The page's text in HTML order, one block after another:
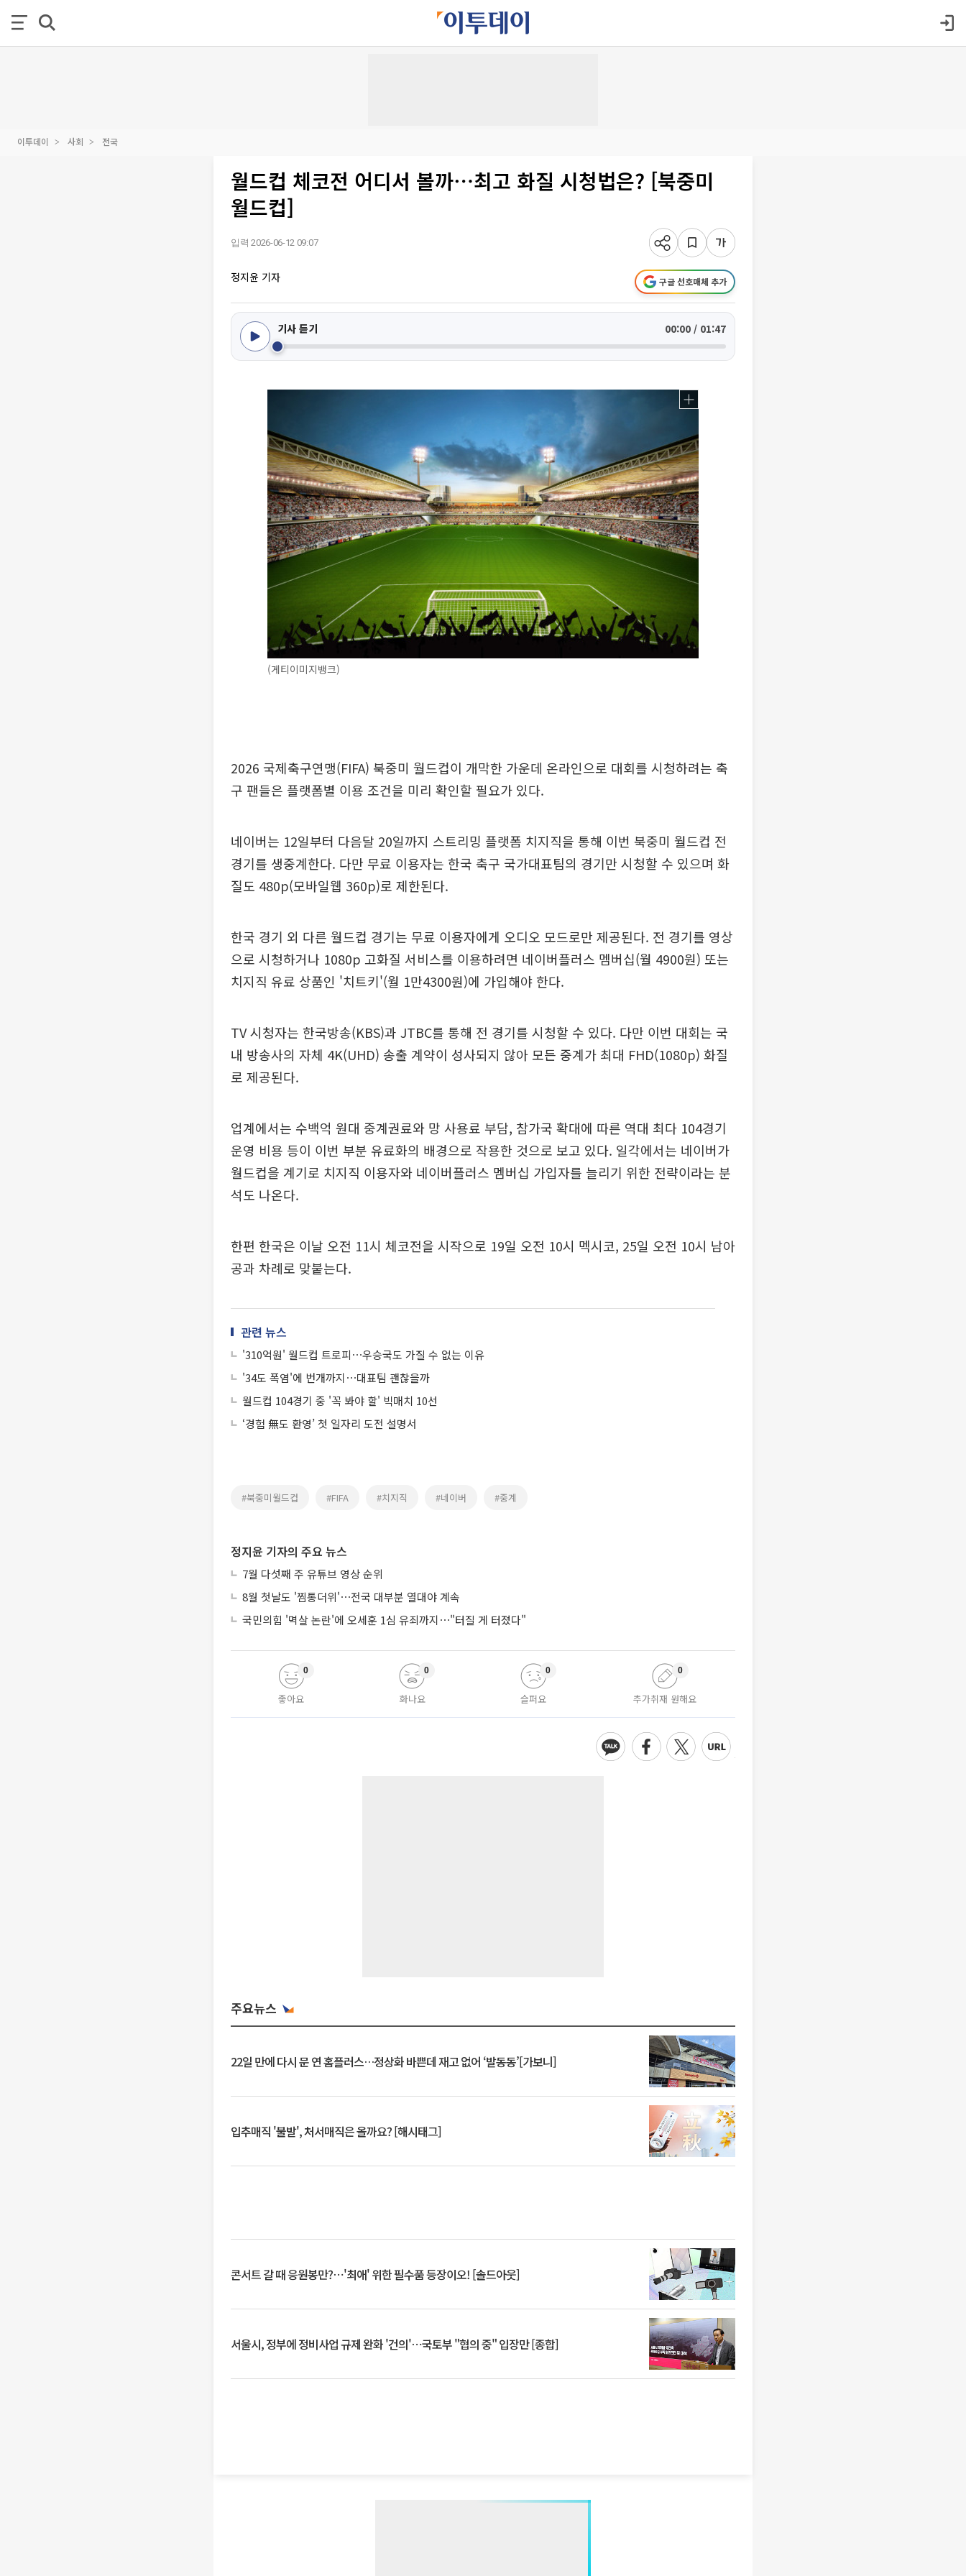
이투데이 사회 전국
월드컵 체코전 어디서 볼까⋯최고 화질 시청법은? [북중미
월드컵]
입력 2026-06-12 09:07
정지윤 기자 구글 선호매체 추가
기사 듣기 00:00 / 01:47
(게티이미지뱅크)
2026 국제축구연맹(FIFA) 북중미 월드컵이 개막한 가운데 온라인으로 대회를 시청하려는 축
구 팬들은 플랫폼별 이용 조건을 미리 확인할 필요가 있다.
네이버는 12일부터 다음달 20일까지 스트리밍 플랫폼 치지직을 통해 이번 북중미 월드컵 전
경기를 생중계한다. 다만 무료 이용자는 한국 축구 국가대표팀의 경기만 시청할 수 있으며 화
질도 480p(모바일웹 360p)로 제한된다.
한국 경기 외 다른 월드컵 경기는 무료 이용자에게 오디오 모드로만 제공된다. 전 경기를 영상
으로 시청하거나 1080p 고화질 서비스를 이용하려면 네이버플러스 멤버십(월 4900원) 또는
치지직 유료 상품인 '치트키'(월 1만4300원)에 가입해야 한다.
TV 시청자는 한국방송(KBS)과 JTBC를 통해 전 경기를 시청할 수 있다. 다만 이번 대회는 국
내 방송사의 자체 4K(UHD) 송출 계약이 성사되지 않아 모든 중계가 최대 FHD(1080p) 화질
로 제공된다.
업계에서는 수백억 원대 중계권료와 망 사용료 부담, 참가국 확대에 따른 역대 최다 104경기
운영 비용 등이 이번 부분 유료화의 배경으로 작용한 것으로 보고 있다. 일각에서는 네이버가
월드컵을 계기로 치지직 이용자와 네이버플러스 멤버십 가입자를 늘리기 위한 전략이라는 분
석도 나온다.
한편 한국은 이날 오전 11시 체코전을 시작으로 19일 오전 10시 멕시코, 25일 오전 10시 남아
공과 차례로 맞붙는다.
관련 뉴스
'310억원' 월드컵 트로피⋯우승국도 가질 수 없는 이유
'34도 폭염'에 번개까지⋯대표팀 괜찮을까
월드컵 104경기 중 '꼭 봐야 할' 빅매치 10선
‘경험 無도 환영’ 첫 일자리 도전 설명서
#북중미월드컵 #FIFA #치지직 #네이버 #중계
정지윤 기자의 주요 뉴스
7월 다섯째 주 유튜브 영상 순위
8월 첫날도 '찜통더위'⋯전국 대부분 열대야 계속
국민의힘 '멱살 논란'에 오세훈 1심 유죄까지⋯"터질 게 터졌다"
좋아요
0
화나요
0
슬퍼요
0
추가취재 원해요
0
주요뉴스
22일 만에 다시 문 연 홈플러스…정상화 바쁜데 재고 없어 ‘발동동’[가보니]
입추매직 '불발', 처서매직은 올까요? [해시태그]
콘서트 갈 때 응원봉만?⋯'최애' 위한 필수품 등장이오! [솔드아웃]
서울시, 정부에 정비사업 규제 완화 '건의'⋯국토부 "협의 중" 입장만 [종합]